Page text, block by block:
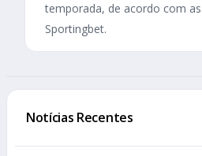
temporada, de acordo com
Sportingbet.
Notícias Recentes